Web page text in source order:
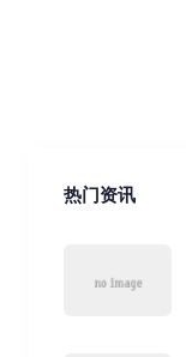
热门资讯